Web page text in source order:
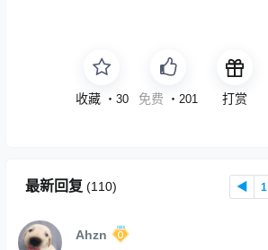
收藏 ・ 30 免费 ・ 201 打赏
最新回复 (110) ◀ 1
Ahzn